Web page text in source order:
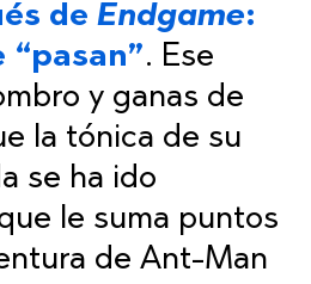
de Endgame:
. Ese
y ganas de
la tónica de su
se ha ido
le suma puntos
de Ant-Man